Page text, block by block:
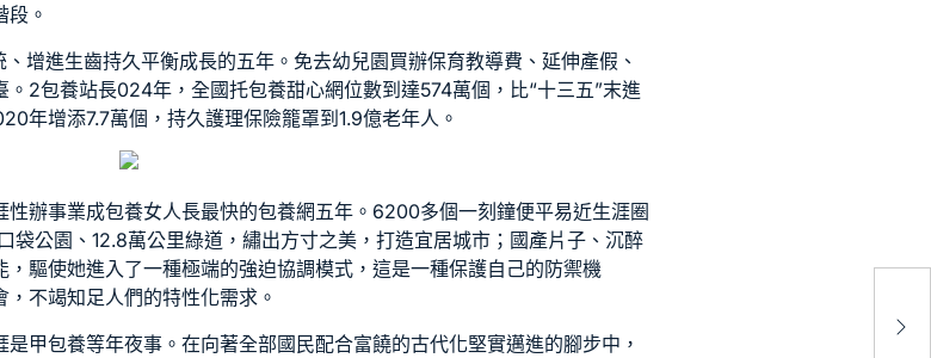
段。
增進生齒持久平衡成長的五年。免去幼兒園買辦保育教導費、延伸產假、
。2包養站長024年，全國托包養甜心網位數到達574萬個，比“十三五”末進
年增添7.7萬個，持久護理保險籠罩到1.9億老年人。
性辦事業成包養女人長最快的包養網五年。6200多個一刻鐘便平易近生涯圈
袋公園、12.8萬公里綠道，繡出方寸之美，打造宜居城市；國產片子、沉醉
驅使她進入了一種極端的強迫協調模式，這是一種保護自己的防禦機
不竭知足人們的特性化需求。
是甲包養等年夜事。在向著全部國民配合富饒的古代化堅實邁進的腳步中，
兵